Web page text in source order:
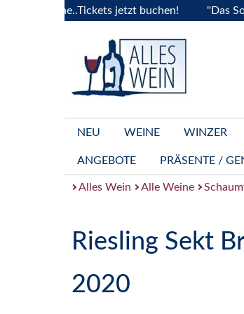
jetzt buchen! "Das
NEU WEINE WINZER
ANGEBOTE PRÄSENTE /
Alles Wein Alle Weine
Riesling Sekt
2020